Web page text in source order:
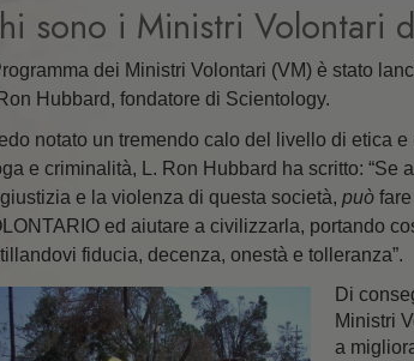
I
Pubbliche
Come
Integrità
sono i Ministri Volontari
dei Ministri Volontari (VM) è stato
Ron Hubbard, fondatore di Scientology.
notato un tremendo calo del livello di etica
e criminalità, L. Ron Hubbard ha scritto:
e la violenza di questa società, può
ed aiutare a civilizzarla, portando
fiducia, decenza, onestà e tolleranza”.
Di
Ministri
a